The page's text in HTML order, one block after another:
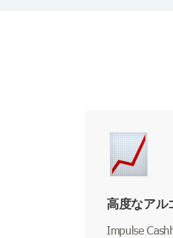
高度なアル
Impulse